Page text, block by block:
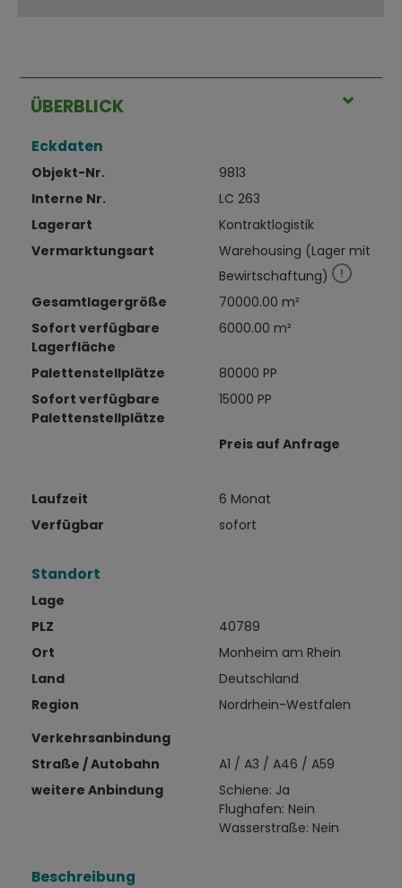
ÜBERBLICK
Eckdaten
Objekt-Nr.
9813
Interne Nr.
LC 263
Lagerart
Kontraktlogistik
Vermarktungsart
Warehousing (Lager mit
Bewirtschaftung)
Gesamtlagergröße
70000.00 m²
Sofort verfügbare
Lagerfläche
6000.00 m²
Palettenstellplätze
80000 PP
Sofort verfügbare
Palettenstellplätze
15000 PP
Preis auf Anfrage
Laufzeit
6 Monat
Verfügbar
sofort
Standort
Lage
PLZ
40789
Ort
Monheim am Rhein
Land
Deutschland
Region
Nordrhein-Westfalen
Verkehrsanbindung
Straße / Autobahn
A1 / A3 / A46 / A59
weitere Anbindung
Schiene: Ja
Flughafen: Nein
Wasserstraße: Nein
Beschreibung